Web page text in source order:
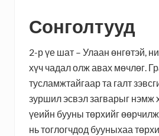
Сонголтууд
2-р үе шат – Улаан өнгөтэй,
хүч чадал олж авах мөчлөг.
тусламжтайгаар та галт
зуршил эсвэл загварыг нэмж
үеийн бууны төрхийг
нь тоглогчдод бууныхаа